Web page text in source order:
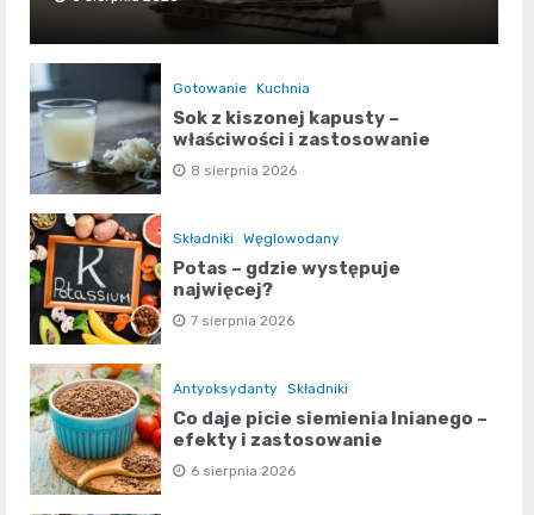
Gotowanie Kuchnia
Sok z kiszonej kapusty –
właściwości i zastosowanie
8 sierpnia 2026
Składniki Węglowodany
Potas – gdzie występuje
najwięcej?
7 sierpnia 2026
Antyoksydanty Składniki
Co daje picie siemienia lnianego –
efekty i zastosowanie
6 sierpnia 2026